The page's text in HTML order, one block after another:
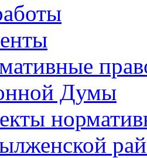
Думы